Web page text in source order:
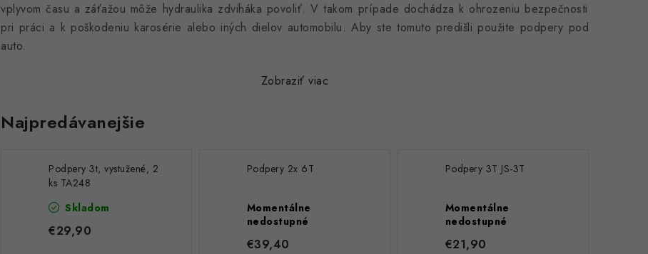
vplyvom času a záťažou môže hydraulika zdviháka povoliť. V takom prípade dochádza k ohrozeniu bezpečnosti
pri práci a k poškodeniu karosérie alebo iných dielov automobilu. Aby ste tomuto predišli použite podpery pod
auto.
Zobraziť viac
Najpredávanejšie
Podpery 3t, vystužené, 2
ks TA248
Skladom
€29,90
Podpery 2x 6T
Momentálne
nedostupné
€39,40
Podpery 3T JS-3T
Momentálne
nedostupné
€21,90